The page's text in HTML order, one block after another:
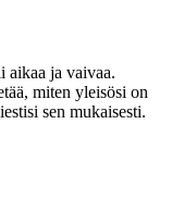
aikaa ja vaivaa.
miten yleisösi on
sen mukaisesti.